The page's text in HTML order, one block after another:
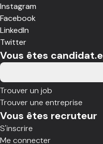
Instagram
Facebook
LinkedIn
Twitter
Vous êtes candidat.e
Trouver un job
Trouver une entreprise
Vous êtes recruteur
S'inscrire
Me connecter